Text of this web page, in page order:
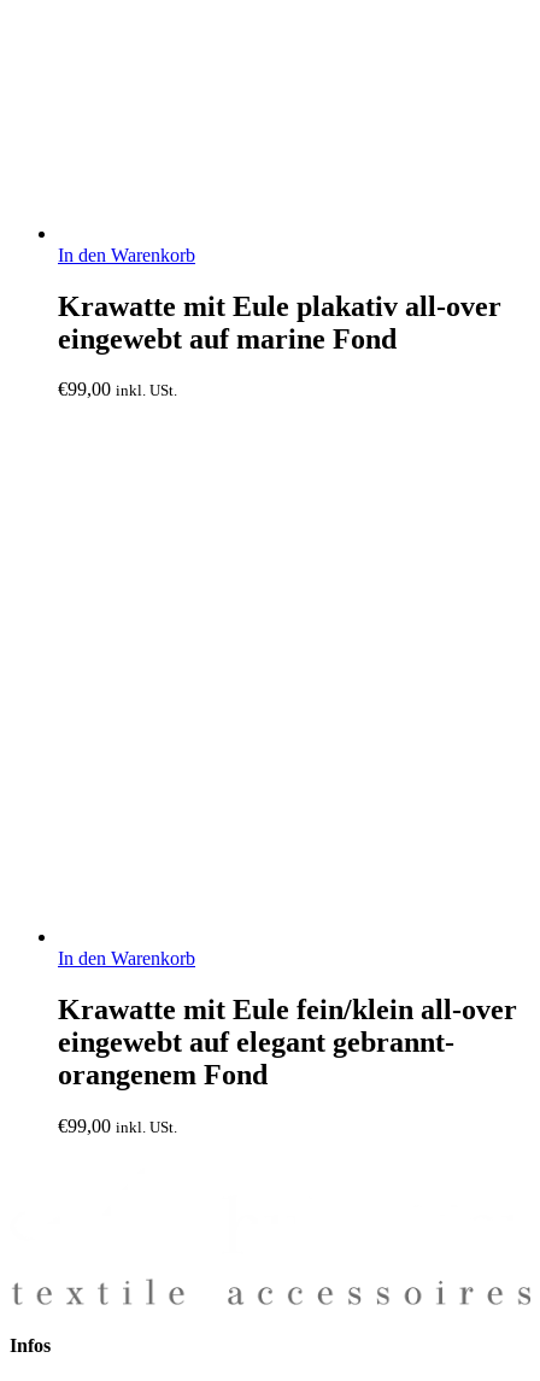
In den Warenkorb
Krawatte mit Eule plakativ all-over
eingewebt auf marine Fond
€99,00 inkl. USt.
In den Warenkorb
Krawatte mit Eule fein/klein all-over
eingewebt auf elegant gebrannt-
orangenem Fond
€99,00 inkl. USt.
Infos